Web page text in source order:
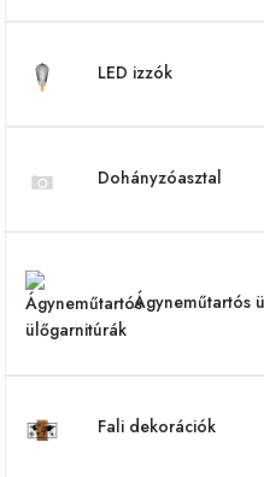
LED izzók
Dohányzóasztal
Ágyneműtartós
Fali dekorációk